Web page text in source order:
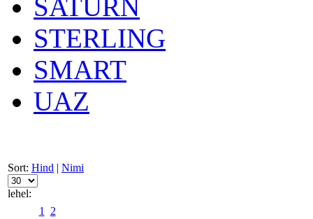
SATURN
STERLING
SMART
UAZ
Sort: Hind | Nimi
lehel:
1
2